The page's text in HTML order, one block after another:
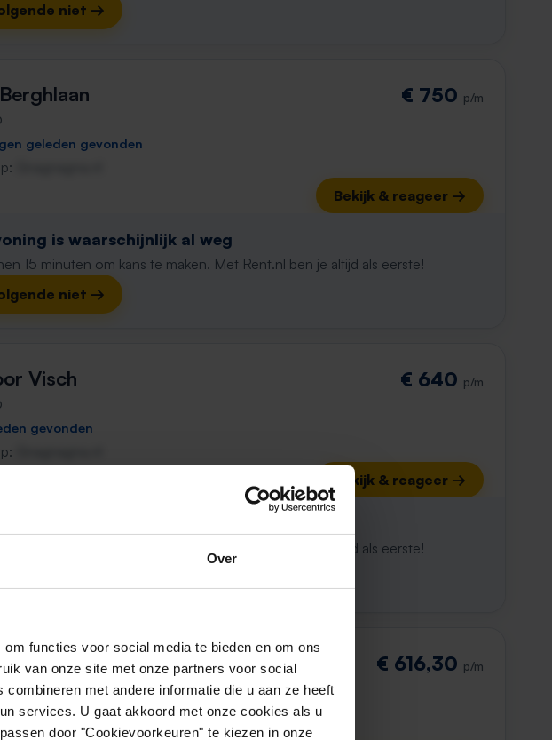
Over
functies voor social media te bieden en om ons
van onze site met onze partners voor social
met andere informatie die u aan ze heeft
services. U gaat akkoord met onze cookies als u
door "Cookievoorkeuren" te kiezen in onze
niet →
€ 750 p/m
geleden gevonden
Bekijk & reageer →
is waarschijnlijk al weg
15 minuten om kans te maken. Met Rent.nl ben je altijd als eerste!
niet →
Visch € 640 p/m
gevonden
Bekijk & reageer →
15 minuten om kans te maken. Met Rent.nl ben je altijd als eerste!
€ 616,30 p/m
geleden gevonden
Gnagnagna.nl